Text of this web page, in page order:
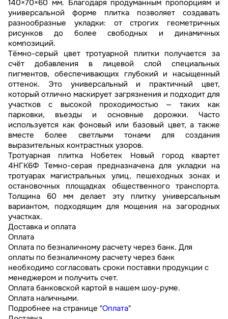
140×70×60 мм. Благодаря продуманным пропорциям и
универсальной форме плитка позволяет создавать
разнообразные укладки: от строгих геометричных
рисунков до более свободных и динамичных
композиций.
Тёмно-серый цвет тротуарной плитки получается за
счёт добавления в лицевой слой специальных
пигментов, обеспечивающих глубокий и насыщенный
оттенок. Это универсальный и практичный цвет,
который отлично маскирует загрязнения и подходит для
участков с высокой проходимостью — таких как
парковки, въезды и основные дорожки. Часто
используется как фоновый или базовый цвет, а также
вместе более светлыми тонами для создания
выразительных контрастных узоров.
Тротуарная плитка Нобетек Новый город квартет
4НГК6Ф Темно-серая предназначена для укладки на
тротуарах магистральных улиц, пешеходных зонах и
остановочных площадках общественного транспорта.
Толщина 60 мм делает эту плитку универсальным
вариантом, подходящим для мощения на загородных
участках.
Доставка и оплата
Оплата
Оплата по безналичному расчету через банк. Для
оплаты по безналичному расчету через банк
необходимо согласовать сроки поставки продукции с
менеджером и получить счет.
Оплата банковской картой в нашем шоу-руме.
Оплата наличными.
Подробнее на странице "Оплата"